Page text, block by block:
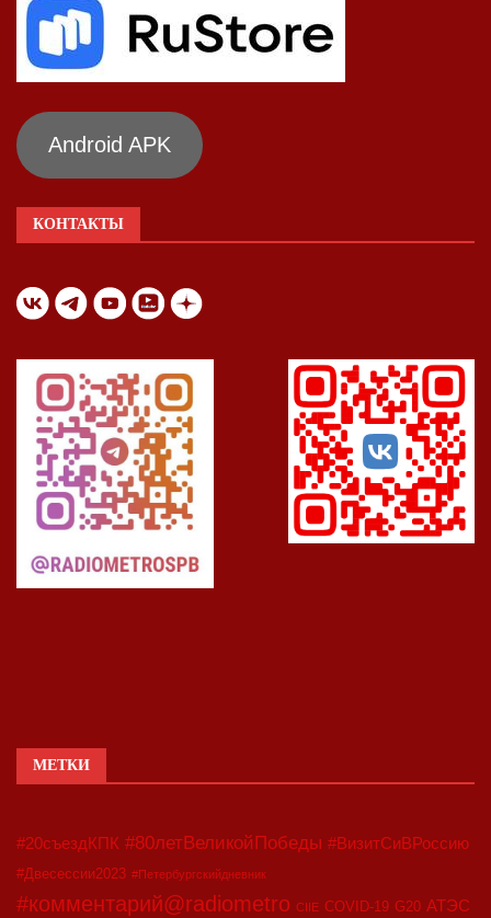
Android APK
КОНТАКТЫ
МЕТКИ
#20съездКПК #80летВеликойПобеды #ВизитСиВРоссию
#Двесессии2023 #Петербургскийдневник
#комментарий@radiometro CIIE COVID-19 G20 АТЭС